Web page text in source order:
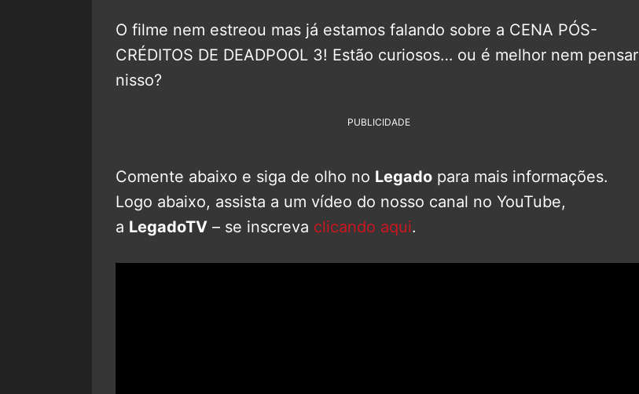
O filme nem estreou mas já estamos falando sobre a CENA PÓS-
CRÉDITOS DE DEADPOOL 3! Estão curiosos… ou é melhor nem pensar
nisso?
PUBLICIDADE
Comente abaixo e siga de olho no Legado para mais informações.
Logo abaixo, assista a um vídeo do nosso canal no YouTube,
a LegadoTV – se inscreva clicando aqui.